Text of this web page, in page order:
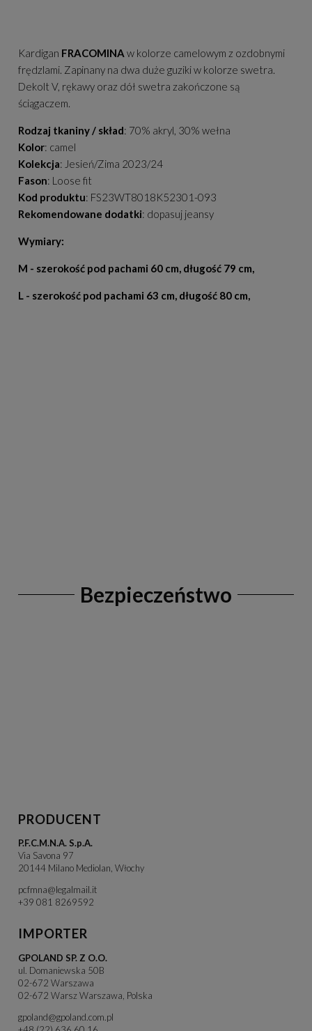
Kardigan FRACOMINA w kolorze camelowym z ozdobnymi
frędzlami. Zapinany na dwa duże guziki w kolorze swetra.
Dekolt V, rękawy oraz dół swetra zakończone są
ściągaczem.
Rodzaj tkaniny / skład: 70% akryl, 30% wełna
Kolor: camel
Kolekcja: Jesień/Zima 2023/24
Fason: Loose fit
Kod produktu: FS23WT8018K52301-093
Rekomendowane dodatki: dopasuj jeansy
Wymiary:
M - szerokość pod pachami 60 cm, długość 79 cm,
L - szerokość pod pachami 63 cm, długość 80 cm,
Bezpieczeństwo
PRODUCENT
P.F.C.M.N.A. S.p.A.
Via Savona 97
20144 Milano Mediolan, Włochy
pcfmna@legalmail.it
+39 081 8269592
IMPORTER
GPOLAND SP. Z O.O.
ul. Domaniewska 50B
02-672 Warszawa
02-672 Warsz Warszawa, Polska
gpoland@gpoland.com.pl